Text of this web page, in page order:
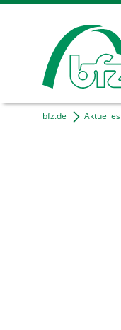
bfz.de Aktuelles